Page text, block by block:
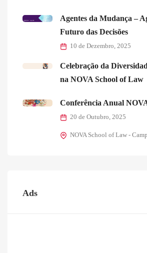
Agentes da Mudança –
Futuro das Decisões
10 de Dezembro, 2025
Celebração da
na NOVA School of Law
Conferência Anual
20 de Outubro, 2025
NOVA School of Law -
Ads